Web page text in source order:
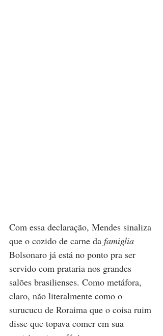
Com essa declaração, Mendes sinaliza
que o cozido de carne da famiglia
Bolsonaro já está no ponto pra ser
servido com prataria nos grandes
salões brasilienses. Como metáfora,
claro, não literalmente como o
surucucu de Roraima que o coisa ruim
disse que topava comer em sua